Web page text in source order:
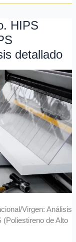
HIPS
detallado
Virgen: Análisis
(Poliestireno de Alto